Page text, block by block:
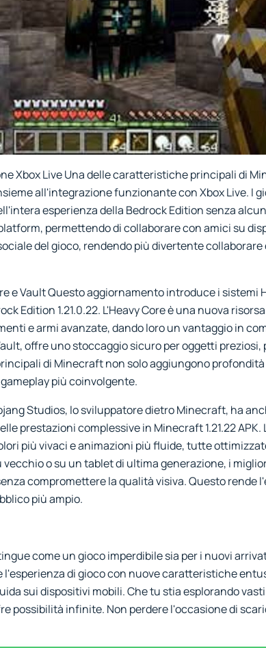
Xbox Live Una delle caratteristiche principali di
all'integrazione funzionante con Xbox Live. I
esperienza della Bedrock Edition senza
permettendo di collaborare con amici su
del gioco, rendendo più divertente
e Vault Questo aggiornamento introduce i sistemi
Edition 1.21.0.22. L'Heavy Core è una nuova
e armi avanzate, dando loro un vantaggio in
offre uno stoccaggio sicuro per oggetti preziosi,
di Minecraft non solo aggiungono
più coinvolgente.
Studios, lo sviluppatore dietro Minecraft, ha
prestazioni complessive in Minecraft 1.21.22
più vivaci e animazioni più fluide, tutte
o su un tablet di ultima generazione, i
compromettere la qualità visiva. Questo rende
più ampio.
come un gioco imperdibile sia per i nuovi
di gioco con nuove caratteristiche
sui dispositivi mobili. Che tu stia esplorando
possibilità infinite. Non perdere l'occasione di